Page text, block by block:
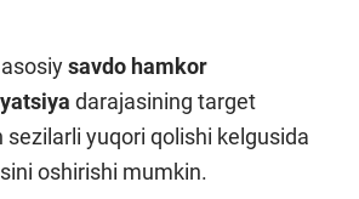
savdo hamkor
darajasining target
sezilarli yuqori qolishi kelgusida
oshirishi mumkin.